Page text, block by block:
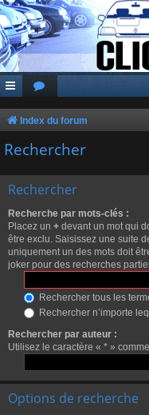
Index du forum
Rechercher
Rechercher
Recherche par mots-clés :
Placez un + devant un mot qui
être exclu. Saisissez une suite
uniquement un des mots doit
joker pour des recherches
Rechercher tous les
Rechercher n’importe
Rechercher par auteur :
Utilisez le caractère « * »
Options de recherche